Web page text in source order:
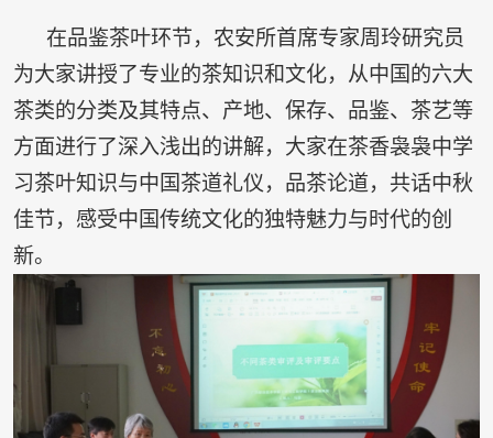
在品鉴茶叶环节，农安所首席专家周玲研究员
为大家讲授了专业的茶知识和文化，从中国的六大
茶类的分类及其特点、产地、保存、品鉴、茶艺等
方面进行了深入浅出的讲解，大家在茶香袅袅中学
习茶叶知识与中国茶道礼仪，品茶论道，共话中秋
佳节，感受中国传统文化的独特魅力与时代的创
新。